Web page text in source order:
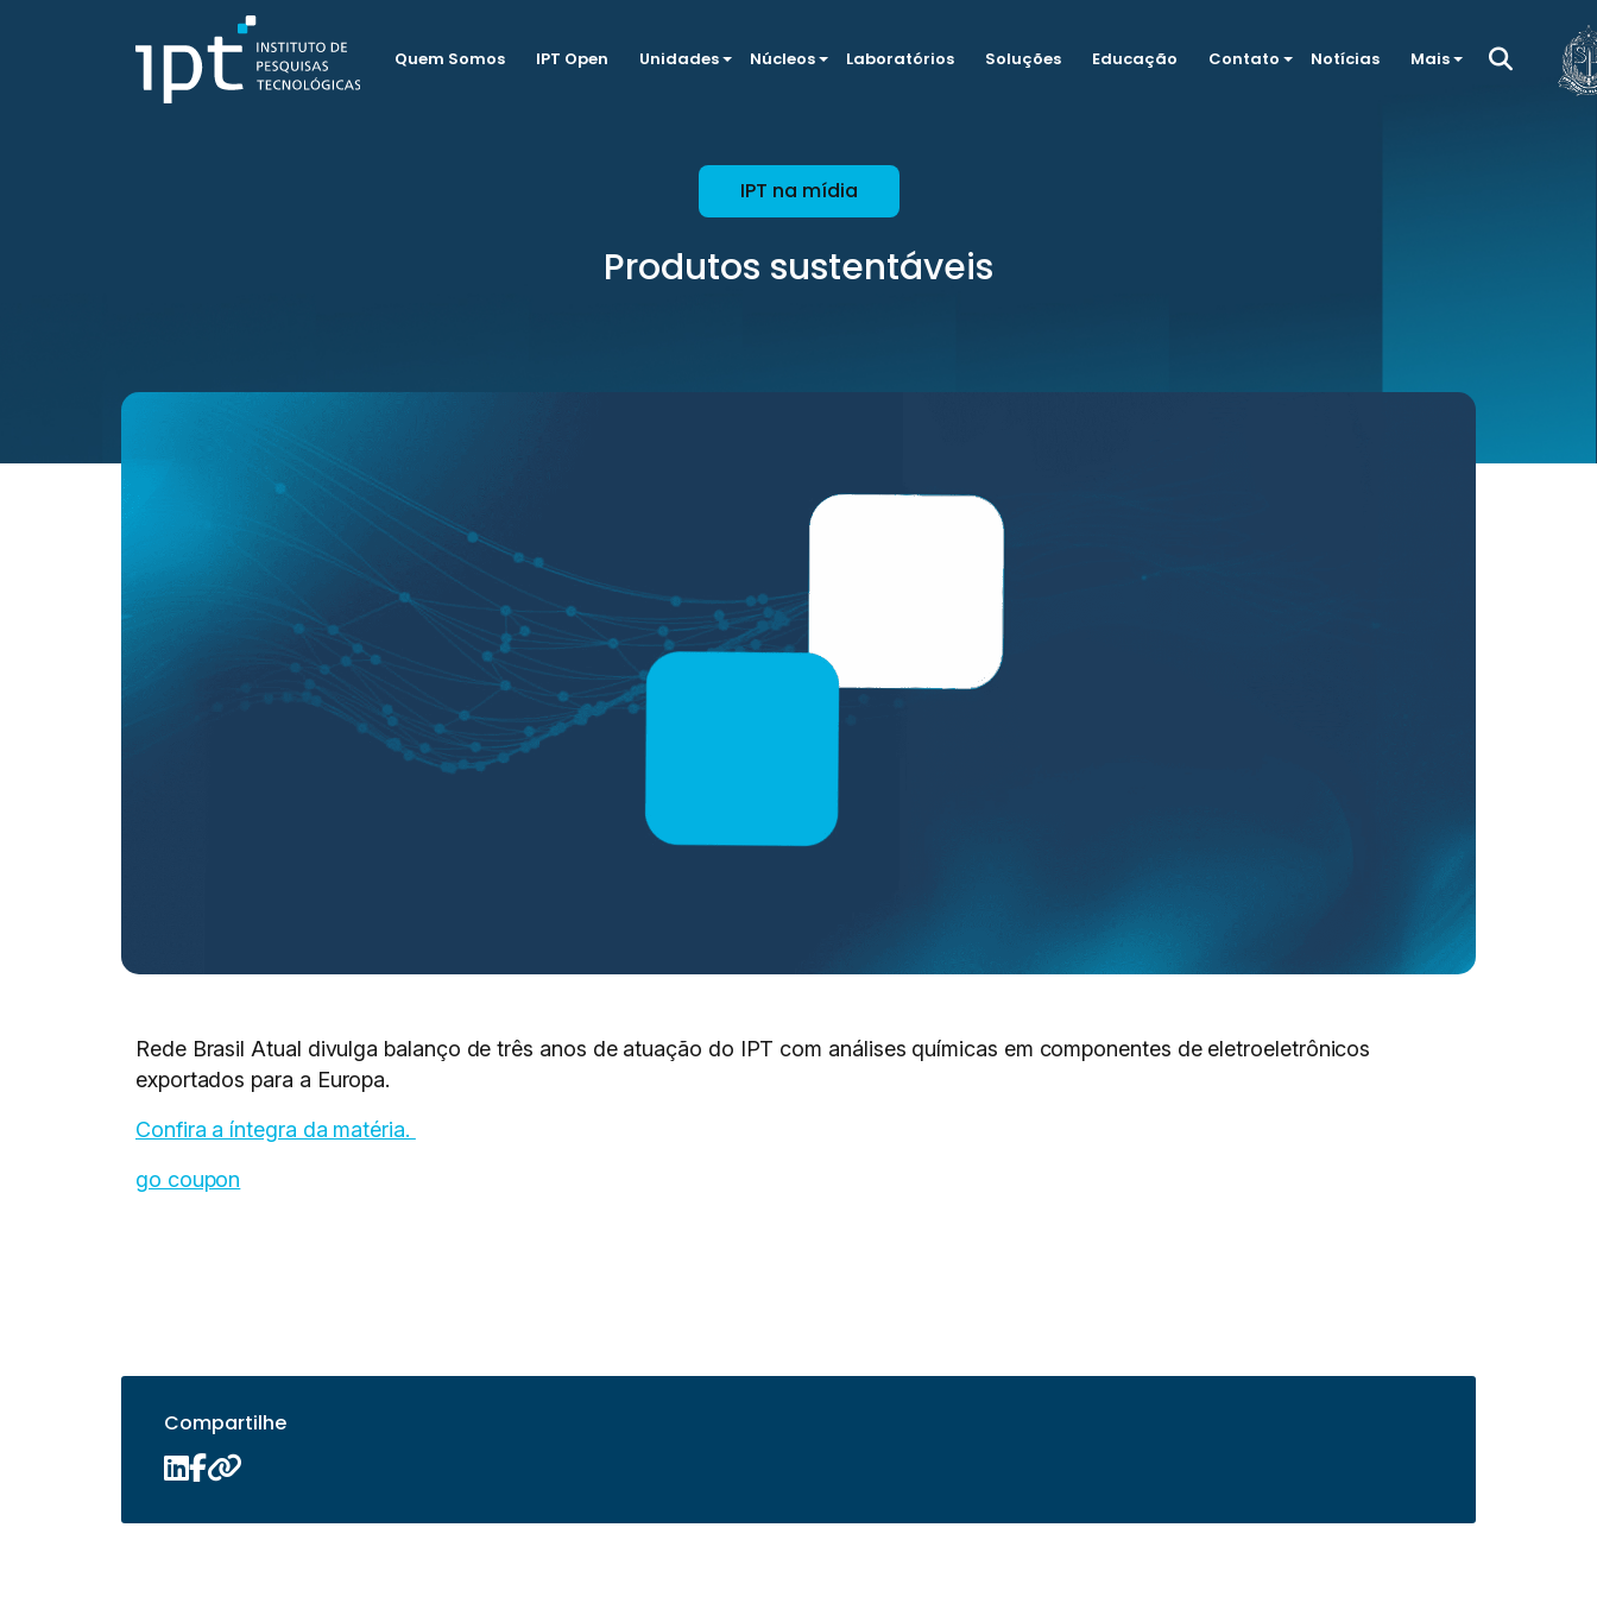
Quem Somos IPT Open Unidades Núcleos Laboratórios Soluções Educação Contato Notícias Mais
IPT na mídia
Produtos sustentáveis
Rede Brasil Atual divulga balanço de três anos de atuação do IPT com análises químicas em componentes de eletroeletrônicos
exportados para a Europa.
Confira a íntegra da matéria.
go coupon
Compartilhe